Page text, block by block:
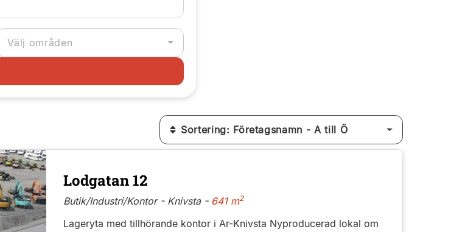
Välj områden
Sortering: Företagsnamn - A till Ö
Lodgatan 12
Butik/Industri/Kontor - Knivsta -641 m2
Lageryta med tillhörande kontor i Ar-Knivsta Nyproducerad lokal om